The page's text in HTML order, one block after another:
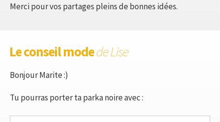
Merci pour vos partages pleins de bonnes idées.
Le conseil modede Lise
Bonjour Marite :)
Tu pourras porter ta parka noire avec :